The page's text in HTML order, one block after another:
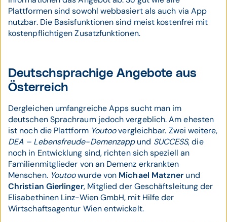
Plattformen sind sowohl webbasiert als auch via App
nutzbar. Die Basisfunktionen sind meist kostenfrei mit
kostenpflichtigen Zusatzfunktionen.
Deutschsprachige Angebote aus
Österreich
Dergleichen umfangreiche Apps sucht man im
deutschen Sprachraum jedoch vergeblich. Am ehesten
ist noch die Plattform Youtoovergleichbar. Zwei weitere,
DEA – Lebensfreude-Demenzappund SUCCESS, die
noch in Entwicklung sind, richten sich speziell an
Familienmitglieder von an Demenz erkrankten
Menschen. Youtoowurde von Michael Matzner und
Christian Gierlinger, Mitglied der Geschäftsleitung der
Elisabethinen Linz-Wien GmbH, mit Hilfe der
Wirtschaftsagentur Wien entwickelt.